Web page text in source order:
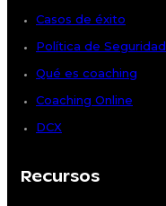
Casos de éxito
Política de Seguridad
Qué es coaching
Coaching Online
DCX
Recursos